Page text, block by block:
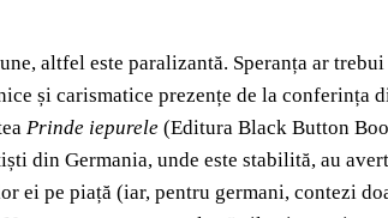
altfel este paralizantă. Speranța ar
și carismatice prezențe de la
Prinde iepurele (Editura Black Button
din Germania, unde este stabilită, au
ei pe piață (iar, pentru germani, contezi